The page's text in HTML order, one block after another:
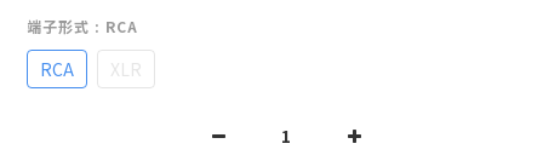
端子形式 : RCA
RCA XLR